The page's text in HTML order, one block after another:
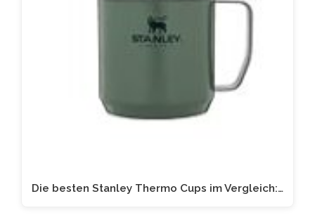
Die besten Stanley Thermo Cups im Vergleich:…